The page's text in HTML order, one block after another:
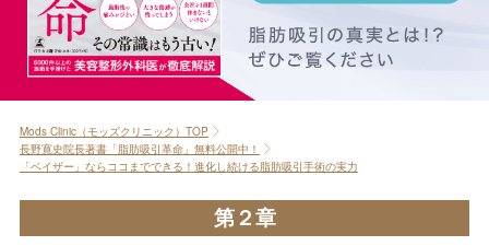
Mods Clinic（モッズクリニック）TOP
長野寛史院長著書「脂肪吸引革命」無料公開中！
「ベイザー」ならココまでできる！進化し続ける脂肪吸引手術の実力
第２章